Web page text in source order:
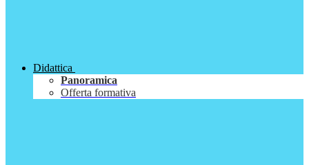
Didattica
Panoramica
Offerta formativa